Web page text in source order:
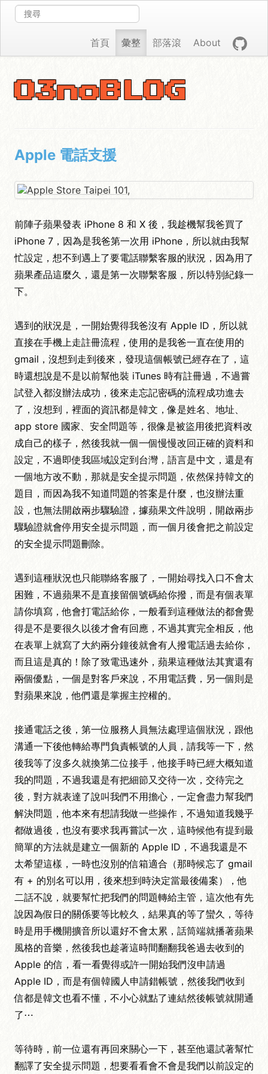
首頁 彙整 部落滾 About
O3noBLOG
Apple 電話支援
前陣子蘋果發表 iPhone 8 和 X 後，我趁機幫我爸買了
iPhone 7，因為是我爸第一次用 iPhone，所以就由我幫
忙設定，想不到遇上了要電話聯繫客服的狀況，因為用了
蘋果產品這麼久，還是第一次聯繫客服，所以特別紀錄一
下。
遇到的狀況是，一開始覺得我爸沒有 Apple ID，所以就
直接在手機上走註冊流程，使用的是我爸一直在使用的
gmail，沒想到走到後來，發現這個帳號已經存在了，這
時還想說是不是以前幫他裝 iTunes 時有註冊過，不過嘗
試登入都沒辦法成功，後來走忘記密碼的流程成功進去
了，沒想到，裡面的資訊都是韓文，像是姓名、地址、
app store 國家、安全問題等，很像是被盜用後把資料改
成自己的樣子，然後我就一個一個慢慢改回正確的資料和
設定，不過即使我區域設定到台灣，語言是中文，還是有
一個地方改不動，那就是安全提示問題，依然保持韓文的
題目，而因為我不知道問題的答案是什麼，也沒辦法重
設，也無法開啟兩步驟驗證，據蘋果文件說明，開啟兩步
驟驗證就會停用安全提示問題，而一個月後會把之前設定
的安全提示問題刪除。
遇到這種狀況也只能聯絡客服了，一開始尋找入口不會太
困難，不過蘋果不是直接留個號碼給你撥，而是有個表單
請你填寫，他會打電話給你，一般看到這種做法的都會覺
得是不是要很久以後才會有回應，不過其實完全相反，他
在表單上就寫了大約兩分鐘後就會有人撥電話過去給你，
而且這是真的！除了致電迅速外，蘋果這種做法其實還有
兩個優點，一個是對客戶來說，不用電話費，另一個則是
對蘋果來說，他們還是掌握主控權的。
接通電話之後，第一位服務人員無法處理這個狀況，跟他
溝通一下後他轉給專門負責帳號的人員，請我等一下，然
後我等了沒多久就換第二位接手，他接手時已經大概知道
我的問題，不過我還是有把細節又交待一次，交待完之
後，對方就表達了說叫我們不用擔心，一定會盡力幫我們
解決問題，他本來有想請我做一些操作，不過知道我幾乎
都做過後，也沒有要求我再嘗試一次，這時候他有提到最
簡單的方法就是建立一個新的 Apple ID，不過我還是不
太希望這樣，一時也沒別的信箱適合（那時候忘了 gmail
有 + 的別名可以用，後來想到時決定當最後備案），他
二話不說，就要幫忙把我們的問題轉給主管，這次他有先
說因為假日的關係要等比較久，結果真的等了蠻久，等待
時是用手機開擴音所以還好不會太累，話筒端就播著蘋果
風格的音樂，然後我也趁著這時間翻翻我爸過去收到的
Apple 的信，看一看覺得或許一開始我們沒申請過
Apple ID，而是有個韓國人申請錯帳號，然後我們收到
信都是韓文也看不懂，不小心就點了連結然後帳號就開通
了⋯
等待時，前一位還有再回來關心一下，甚至他還試著幫忙
翻譯了安全提示問題，想要看看會不會是我們以前設定的